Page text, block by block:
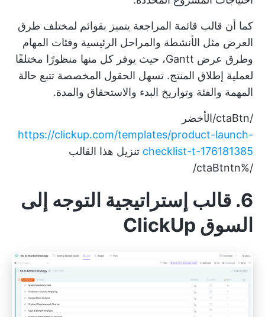
كما أن قالب قائمة المراجعة يتميز بقوائم لمختلف طرق
العرض مثل الأنشطة والمراحل الرئيسية وفئات المهام
وطرق عرض Gantt، حيث يوفر كل منها منظورًا مختلفًا
لعملية إطلاق المنتج. تسهل الحقول المخصصة تتبع حالة
المهمة والفئة وتواريخ البدء والاستحقاق والمدة.
/ctaBtn/الأخضر
https://clickup.com/templates/product-launch-
checklist-t-176181385 تنزيل هذا القالب
/%ctaBtntn/
6. قالب إستراتيجية التوجه إلى
السوق ClickUp